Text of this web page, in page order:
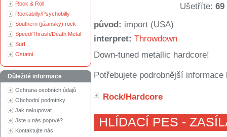
Rock & Roll
Rockabilly/Psychobilly
Southern (jižanský) rock
Speed/Thrash/Death Metal
Surf
Ostatní
Důležité informace
Ochrana osobních údajů
Obchodní podmínky
Jak nakupovat
Jste u nás poprvé?
Kontaktujte nás
Ušetříte: 69
původ: import (USA)
interpret: Throwdown
Down-tuned metallic hardcore!
Potřebujete podrobnější
Rock/Hardcore
HLÍDACÍ PES -